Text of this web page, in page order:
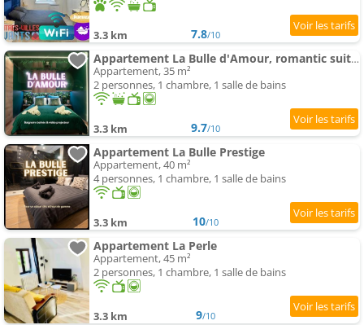
3.3 km 7.8/10
Appartement La Bulle d'Amour, romantic suite, city center
Appartement, 35 m²
2 personnes, 1 chambre, 1 salle de bains
3.3 km 9.7/10
Appartement La Bulle Prestige
Appartement, 40 m²
4 personnes, 1 chambre, 1 salle de bains
3.3 km 10/10
Appartement La Perle
Appartement, 45 m²
2 personnes, 1 chambre, 1 salle de bains
3.3 km 9/10